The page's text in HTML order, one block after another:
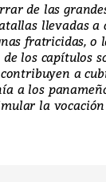
de las
llevadas a
fratricidas, o
los capítulos
a
a los
la